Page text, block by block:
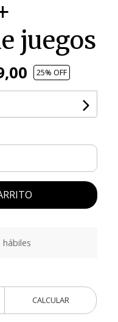
juegos
25% OFF
hábiles
CALCULAR